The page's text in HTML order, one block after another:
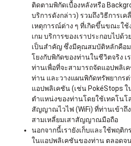
ติดตามพิกัดเบื้องหลังหรือ
บริการดังกล่าว) รวมถึงวิธีการเ
เหตุการณ์ต่าง ๆ ที่เกิดขึ้นขณะใ
เกม บริการของเราประกอบไปด้
เป็นสำคัญ ซึ่งมีคุณสมบัติหลักคือ
โยงกับพิกัดของท่านในชีวิตจริง เ
ท่านเพื่อที่จะสามารถจัดแอปพลิเ
ท่าน และวางแผนพิกัดทรัพยากรต่
แอปพลิเคชัน (เช่น PokéStops ใ
ตำแหน่งของท่านโดยใช้เทคโนโ
สัญญาณไวไฟ (WiFi) ที่ท่านเข้าถึ
สามเหลี่ยมเสาสัญญาณมือถือ
นอกจากนี้เรายังเก็บและใช้พฤติ
ในแอปพลิเคชันของท่าน ตลอดจ